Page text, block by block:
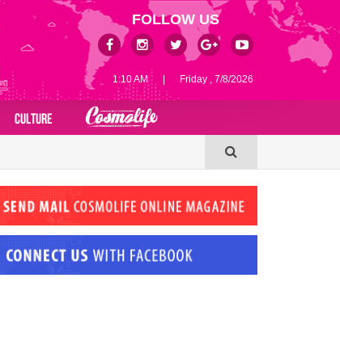
1:10 AM Friday , 7/8/2026
FOLLOW US
CULTURE